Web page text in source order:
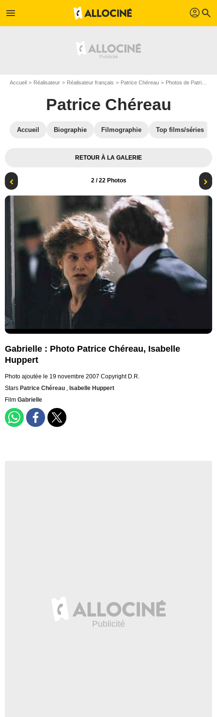
menu profil search
Accueil Réalisateur Réalisateur français Patrice Chéreau Photos de Patrice Chéreau
Patrice Chéreau
Accueil Biographie Filmographie Top films/séries
RETOUR À LA GALERIE
2/ 22 Photos
Gabrielle : Photo Patrice Chéreau, Isabelle
Huppert
Photo ajoutée le 19 novembre 2007 Copyright D.R.
Stars Patrice Chéreau , Isabelle Huppert
Film Gabrielle